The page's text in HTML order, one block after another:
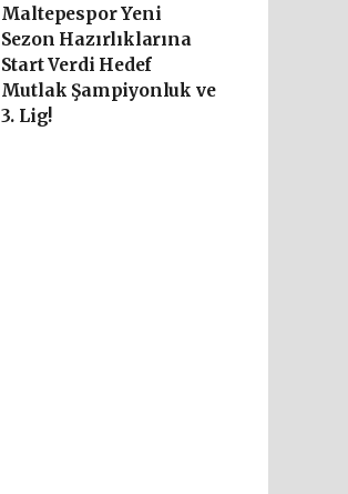
Maltepespor Yeni
Sezon Hazırlıklarına
Start Verdi Hedef
Mutlak Şampiyonluk ve
3. Lig!